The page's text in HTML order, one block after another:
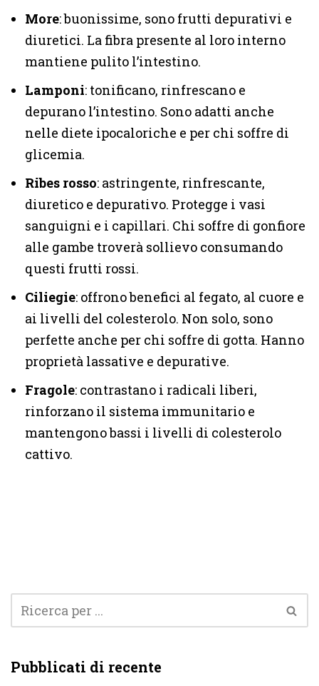
More: buonissime, sono frutti depurativi e
diuretici. La fibra presente al loro interno
mantiene pulito l’intestino.
Lamponi: tonificano, rinfrescano e
depurano l’intestino. Sono adatti anche
nelle diete ipocaloriche e per chi soffre di
glicemia.
Ribes rosso: astringente, rinfrescante,
diuretico e depurativo. Protegge i vasi
sanguigni e i capillari. Chi soffre di gonfiore
alle gambe troverà sollievo consumando
questi frutti rossi.
Ciliegie: offrono benefici al fegato, al cuore e
ai livelli del colesterolo. Non solo, sono
perfette anche per chi soffre di gotta. Hanno
proprietà lassative e depurative.
Fragole: contrastano i radicali liberi,
rinforzano il sistema immunitario e
mantengono bassi i livelli di colesterolo
cattivo.
Pubblicati di recente